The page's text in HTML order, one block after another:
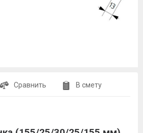
Сравнить В смету